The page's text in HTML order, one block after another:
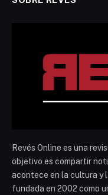
Revés Online es una
objetivo es compartir
acontece en la cultura y
fundada en 2002 como